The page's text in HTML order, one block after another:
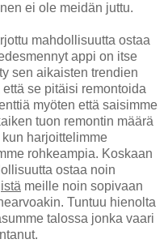
ei ole meidän juttu.
mahdollisuutta ostaa
appi on itse
sen aikaisten trendien
se pitäisi remontoida
myöten että saisimme
tuon remontin määrä
harjoittelimme
rohkeampia. Koskaan
ostaa noin
meille noin sopivaan
Tuntuu hienolta
talossa jonka vaari